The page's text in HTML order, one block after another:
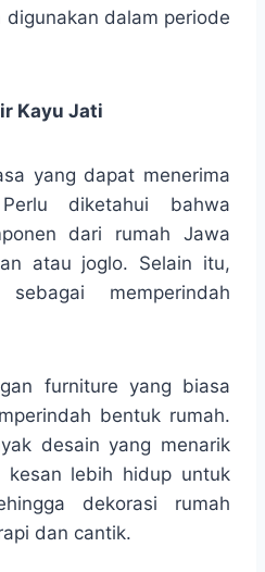
dalam periode
Kayu Jati
yang dapat menerima
diketahui bahwa
dari rumah Jawa
atau joglo. Selain itu,
memperindah
furniture yang biasa
bentuk rumah.
desain yang menarik
kesan lebih hidup untuk
dekorasi rumah
dan cantik.